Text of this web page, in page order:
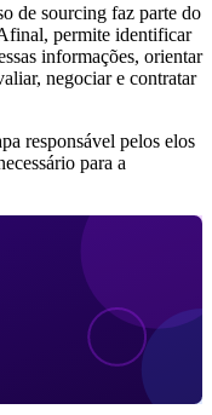
de sourcing faz parte do
permite identificar
informações, orientar
negociar e contratar
responsável pelos elos
para a